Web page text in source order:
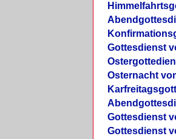
Gottesdienst
Osternacht
Gottesdienst
Gottesdienst